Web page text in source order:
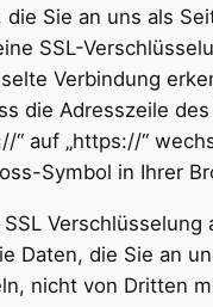
die Sie an uns als
SSL-
Verbindung
die Adresszeile
“ auf „https://“
Symbol in Ihrer
Verschlüsselung
Daten, die Sie an
nicht von Dritten